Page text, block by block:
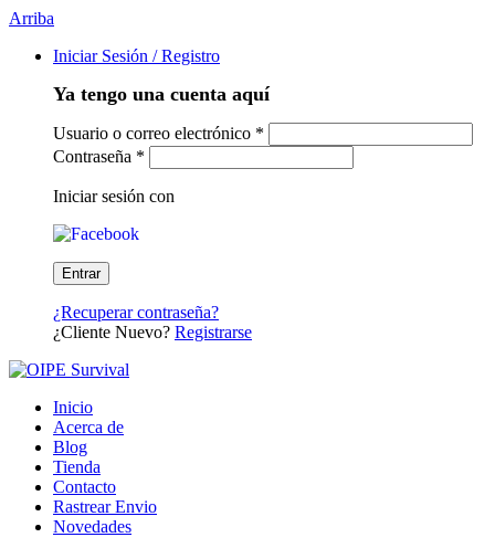
Arriba
Iniciar Sesión / Registro
Ya tengo una cuenta aquí
Usuario o correo electrónico *
Contraseña *
Iniciar sesión con
¿Recuperar contraseña?
¿Cliente Nuevo? Registrarse
Inicio
Acerca de
Blog
Tienda
Contacto
Rastrear Envio
Novedades